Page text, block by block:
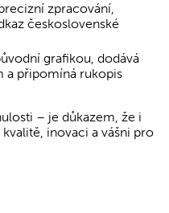
zpracování,
československé
grafikou, dodává
a připomíná rukopis
– je důkazem, že i
inovaci a vášni pro